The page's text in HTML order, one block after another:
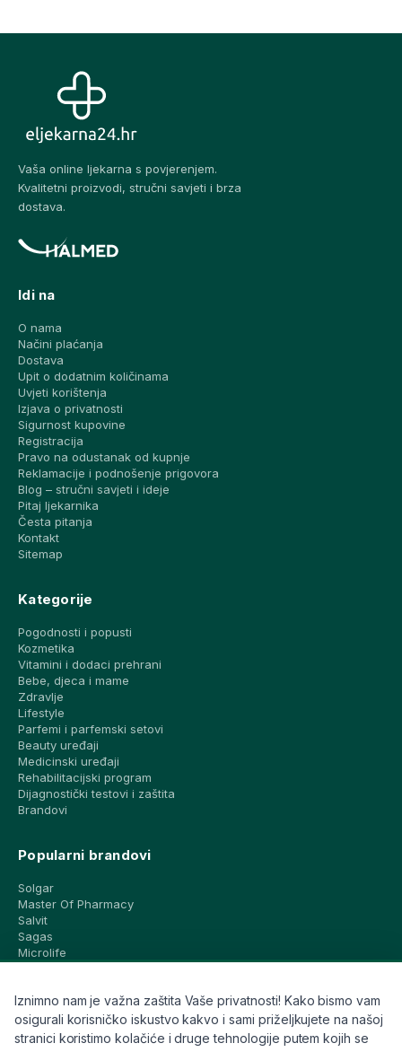
Vaša online ljekarna s povjerenjem.
Kvalitetni proizvodi, stručni savjeti i brza
dostava.
Idi na
O nama
Načini plaćanja
Dostava
Upit o dodatnim količinama
Uvjeti korištenja
Izjava o privatnosti
Sigurnost kupovine
Registracija
Pravo na odustanak od kupnje
Reklamacije i podnošenje prigovora
Blog – stručni savjeti i ideje
Pitaj ljekarnika
Česta pitanja
Kontakt
Sitemap
Kategorije
Pogodnosti i popusti
Kozmetika
Vitamini i dodaci prehrani
Bebe, djeca i mame
Zdravlje
Lifestyle
Parfemi i parfemski setovi
Beauty uređaji
Medicinski uređaji
Rehabilitacijski program
Dijagnostički testovi i zaštita
Brandovi
Popularni brandovi
Solgar
Master Of Pharmacy
Salvit
Sagas
Microlife
CeraVe
Eucerin
Avene
Iznimno nam je važna zaštita Vaše privatnosti! Kako bismo vam
osigurali korisničko iskustvo kakvo i sami priželjkujete na našoj
stranici koristimo kolačiće i druge tehnologije putem kojih se